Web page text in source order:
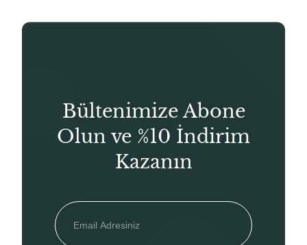
Bültenimize Abone
Olun ve %10 İndirim
Kazanın